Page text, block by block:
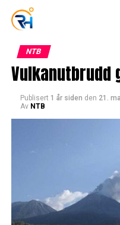
NTB
Vulkanutbrudd
Publisert 1 år siden den 21.
Av NTB